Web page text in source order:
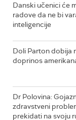
Danski učenici će
radove da ne bi
inteligencije
Doli Parton dobija
doprinos
Dr Polovina:
zdravstveni
prekidati na svoju